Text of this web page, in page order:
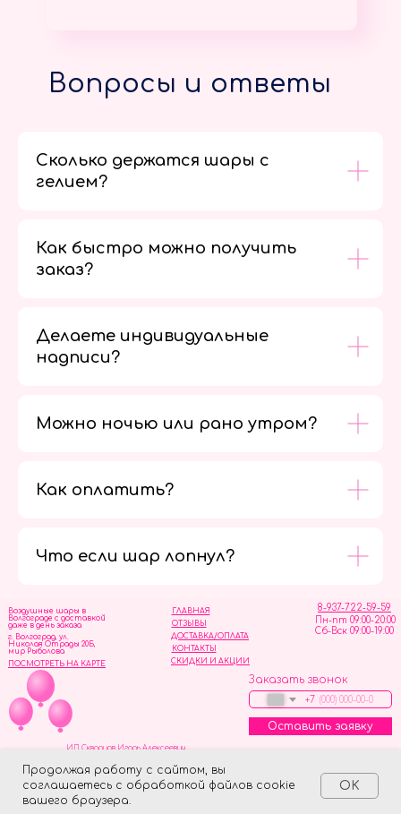
Продолжая работу с сайтом, вы
соглашаетесь с обработкой файлов cookie
вашего браузера.
OK
Вопросы и ответы
Сколько держатся шары с
гелием?
Как быстро можно получить
заказ?
Делаете индивидуальные
надписи?
Можно ночью или рано утром?
Как оплатить?
Что если шар лопнул?
ОТЗЫВЫ
ГЛАВНАЯ
ДОСТАВКА/ОПЛАТА
СКИДКИ И АКЦИИ
КОНТАКТЫ
8-937-722-59-59
Пн-пт 09:00-20:00
Сб-Вск 09:00-19:00
Воздушные шары в
Волгограде с доставкой
даже в день заказа
Заказать звонок
+7
Оставить заявку
г. Волгоград, ул.
Николая Отрады 20Б,
мир Рыболова
ПОСМОТРЕТЬ НА КАРТЕ
ИП Скворцов Игорь Алексеевич
Made on Tilda